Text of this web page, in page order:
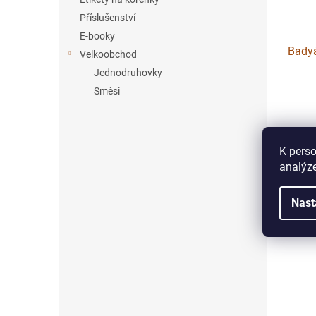
K
Příslušenství
E-booky
Velkoobchod
Jednodruhovky
Směsi
Vůně
do